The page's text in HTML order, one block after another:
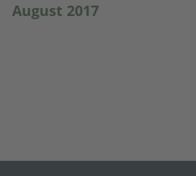
August 2017